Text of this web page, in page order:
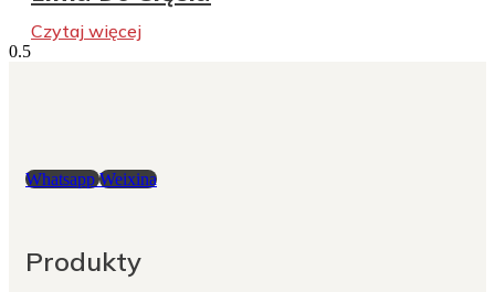
Czytaj więcej
Whatsapp Weixina
Produkty